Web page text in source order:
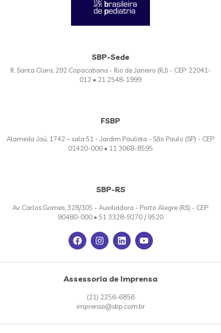
SBP-Sede
R. Santa Clara, 292 Copacabana - Rio de Janeiro (RJ) - CEP: 22041-
012 • 21 2548-1999
FSBP
Alameda Jaú, 1742 – sala 51 - Jardim Paulista - São Paulo (SP) - CEP:
01420-006 • 11 3068-8595
SBP-RS
Av. Carlos Gomes, 328/305 - Auxiliadora - Porto Alegre (RS) - CEP:
90480-000 • 51 3328-9270 / 9520
Assessoria de Imprensa
(21) 2256-6856
imprensa@sbp.com.br